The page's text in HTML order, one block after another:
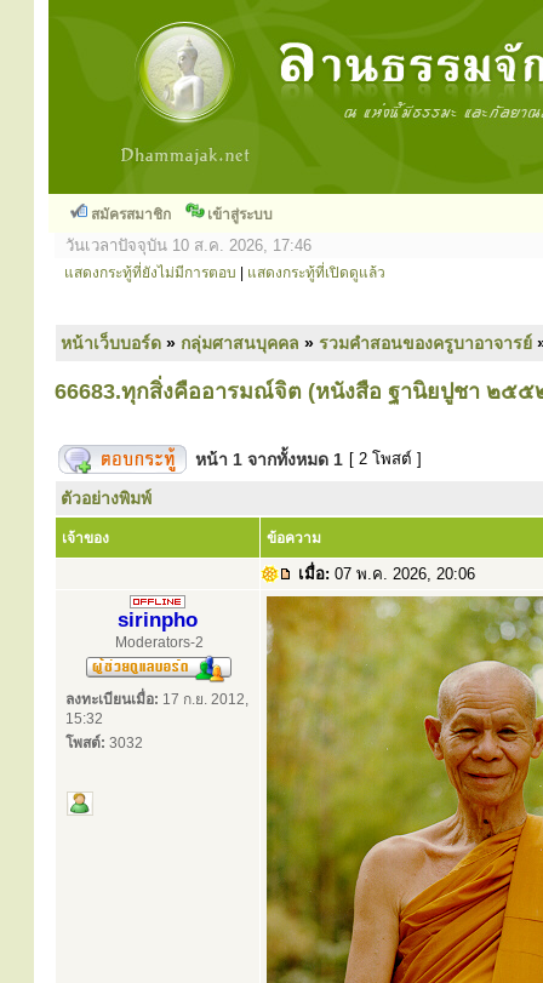
สมัครสมาชิก เข้าสู่ระบบ
วันเวลาปัจจุบัน 10 ส.ค. 2026, 17:46
แสดงกระทู้ที่ยังไม่มีการตอบ แสดงกระทู้ที่เปิดดูแล้ว
หน้าเว็บบอร์ด » กลุ่มศาสนบุคคล » รวมคำสอนของครูบาอาจารย์
66683.ทุกสิ่งคืออารมณ์จิต (หนังสือ ฐานิยปูชา ๒๕๕
หน้า 1 จากทั้งหมด 1 [ 2 โพสต์ ]
ตัวอย่างพิมพ์
เจ้าของ ข้อความ
เมื่อ: 07 พ.ค. 2026, 20:06
sirinpho
Moderators-2
ลงทะเบียนเมื่อ: 17 ก.ย. 2012,
15:32
โพสต์: 3032